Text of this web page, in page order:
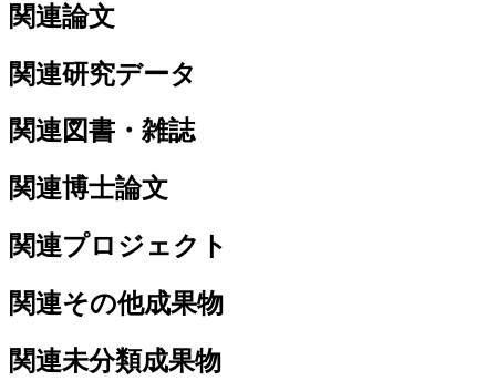
関連論文
関連研究データ
関連図書・雑誌
関連博士論文
関連プロジェクト
関連その他成果物
関連未分類成果物